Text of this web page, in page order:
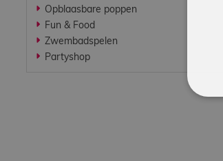
Indoor
Springparadijs
Opblaasbare poppen
Fun & Food
Zwembadspelen
Partyshop